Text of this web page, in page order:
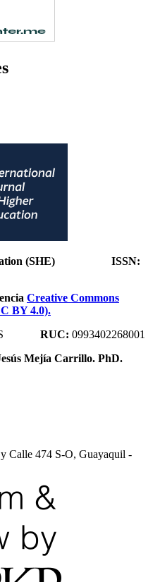
(SHE) ISSN:
Creative Commons
BY 4.0).
SAS RUC: 0993402268001
Mejía Carrillo. PhD.
Calle 474 S-O, Guayaquil -